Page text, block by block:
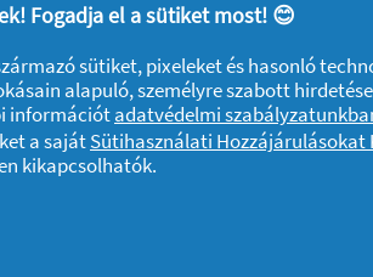
Fogadja el a sütiket most! 😊
sütiket, pixeleket és hasonló
alapuló, személyre szabott
információtadatvédelmi
a sajátSütihasználati Hozzájárulásokat
kikapcsolhatók.